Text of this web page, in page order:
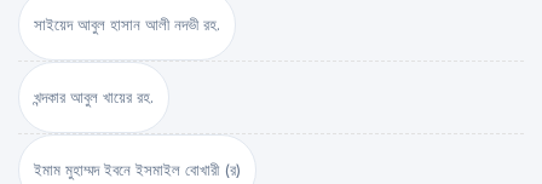
সাইয়েদ আবুল হাসান আলী নদভী রহ.
খন্দকার আবুল খায়ের রহ.
ইমাম মুহাম্মদ ইবনে ইসমাইল বোখারী (র)